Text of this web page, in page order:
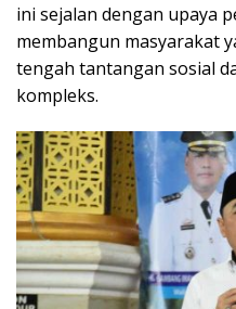
ini sejalan dengan upaya
membangun masyarakat
tengah tantangan sosial
kompleks.